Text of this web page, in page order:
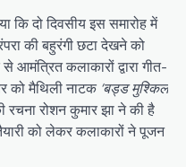
कि दो दिवसीय इस समारोह में
की बहुरंगी छटा देखने को
आमंत्रित कलाकारों द्वारा गीत-
को मैथिली नाटक ‘बड्ड मुश्किल
रोशन कुमार झा ने की है
को लेकर कलाकारों ने पूजन